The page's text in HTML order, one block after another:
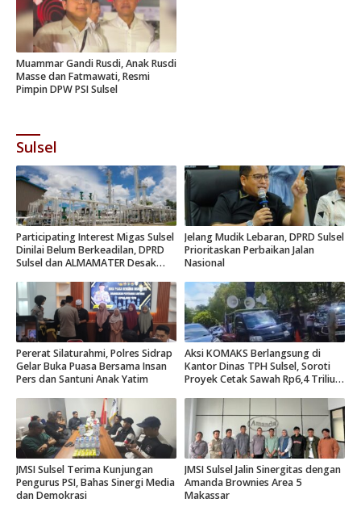
Muammar Gandi Rusdi, Anak Rusdi
Masse dan Fatmawati, Resmi
Pimpin DPW PSI Sulsel
Sulsel
Participating Interest Migas Sulsel
Dinilai Belum Berkeadilan, DPRD
Sulsel dan ALMAMATER Desak
Jelang Mudik Lebaran, DPRD Sulsel
Prioritaskan Perbaikan Jalan
Nasional
Pererat Silaturahmi, Polres Sidrap
Gelar Buka Puasa Bersama Insan
Pers dan Santuni Anak Yatim
Aksi KOMAKS Berlangsung di
Kantor Dinas TPH Sulsel, Soroti
Proyek Cetak Sawah Rp6,4 Triliun
JMSI Sulsel Terima Kunjungan
Pengurus PSI, Bahas Sinergi Media
dan Demokrasi
JMSI Sulsel Jalin Sinergitas dengan
Amanda Brownies Area 5
Makassar